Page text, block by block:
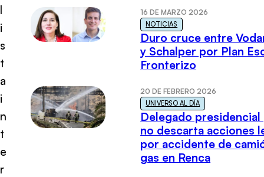
l
i
s
t
a
i
n
t
e
r
16 DE MARZO 2026
NOTICIAS
Duro cruce entre
y Schalper por Plan
Fronterizo
20 DE FEBRERO 2026
UNIVERSO AL DÍA
Delegado presidencial
no descarta acciones
por accidente de
gas en Renca